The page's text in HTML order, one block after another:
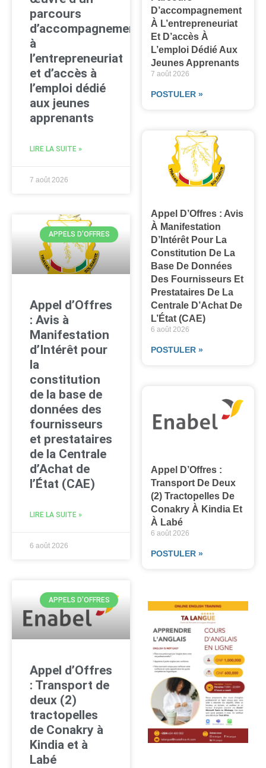
parcours
d’accompagnement
à
l’entrepreneuriat
et d’accès à
l’emploi dédié
aux jeunes
apprenants
LIRE LA SUITE »
7 août 2026
APPELS D'OFFRES
Appel d’Offres
: Avis à
Manifestation
d’Intérêt pour
la
constitution
de la base de
données des
fournisseurs
et prestataires
de la Centrale
d’Achat de
l’État (CAE)
LIRE LA SUITE »
6 août 2026
APPELS D'OFFRES
Appel d’Offres
: Transport de
deux (2)
tractopelles
de Conakry à
Kindia et à
Labé
D’accompagnement
À L’entrepreneuriat
Et D’accès À
L’emploi Dédié Aux
Jeunes Apprenants
7 août 2026
POSTULER »
Appel D’Offres : Avis
À Manifestation
D’Intérêt Pour La
Constitution De La
Base De Données
Des Fournisseurs Et
Prestataires De La
Centrale D’Achat De
L’État (CAE)
6 août 2026
POSTULER »
Appel D’Offres :
Transport De Deux
(2) Tractopelles De
Conakry À Kindia Et
À Labé
6 août 2026
POSTULER »